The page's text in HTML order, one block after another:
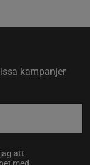
kampanjer
att
med